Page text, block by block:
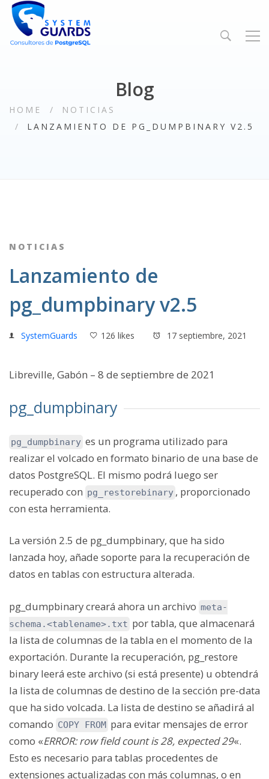
Blog
HOME
NOTICIAS
LANZAMIENTO DE PG_DUMPBINARY V2.5
NOTICIAS
Lanzamiento de
pg_dumpbinary v2.5
SystemGuards 126 likes 17 septiembre, 2021
Libreville, Gabón – 8 de septiembre de 2021
pg_dumpbinary
pg_dumpbinary es un programa utilizado para
realizar el volcado en formato binario de una base de
datos PostgreSQL. El mismo podrá luego ser
recuperado con pg_restorebinary , proporcionado
con esta herramienta.
La versión 2.5 de pg_dumpbinary, que ha sido
lanzada hoy, añade soporte para la recuperación de
datos en tablas con estructura alterada.
pg_dumpbinary creará ahora un archivo meta-
schema.<tablename>.txt por tabla, que almacenará
la lista de columnas de la tabla en el momento de la
exportación. Durante la recuperación, pg_restore
binary leerá este archivo (si está presente) u obtendrá
la lista de columnas de destino de la sección pre-data
que ha sido volcada. La lista de destino se añadirá al
comando COPY FROM para evitar mensajes de error
como «ERROR: row field count is 28, expected 29«.
Esto es necesario para tablas procedentes de
extensiones actualizadas con más columnas, o en